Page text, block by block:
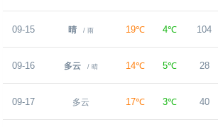
09-15 晴 / 雨 19℃ 4℃ 104
09-16 多云 / 晴 14℃ 5℃ 28
09-17 多云 17℃ 3℃ 40